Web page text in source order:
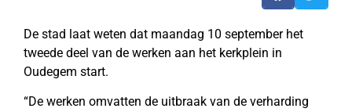
De stad laat weten dat maandag 10 september het
tweede deel van de werken aan het kerkplein in
Oudegem start.
“De werken omvatten de uitbraak van de verharding